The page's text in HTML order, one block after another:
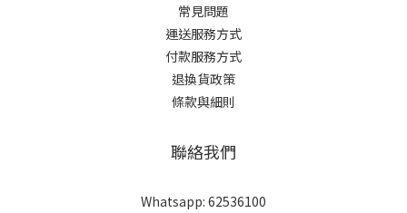
常見問題
運送服務方式
付款服務方式
退換貨政策
條款與細則
聯絡我們
Whatsapp: 62536100